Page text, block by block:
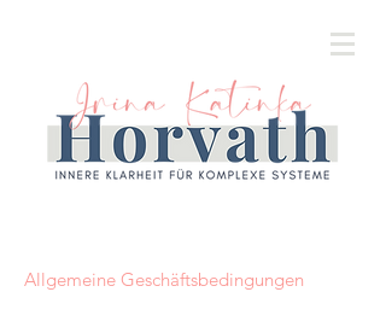
Allgemeine Geschäftsbedingungen